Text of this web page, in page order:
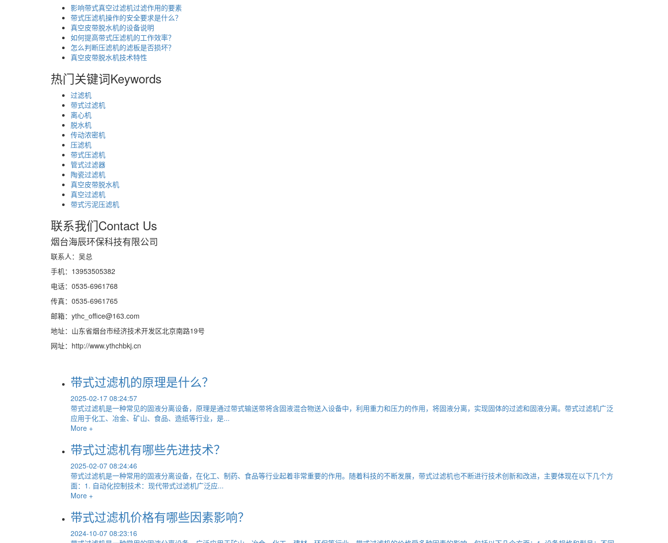
影响带式真空过滤机过滤作用的要素
带式压滤机操作的安全要求是什么？
真空皮带脱水机的设备说明
如何提高带式压滤机的工作效率？
怎么判断压滤机的滤板是否损坏？
真空皮带脱水机技术特性
热门关键词Keywords
过滤机
带式过滤机
离心机
脱水机
传动浓密机
压滤机
带式压滤机
管式过滤器
陶瓷过滤机
真空皮带脱水机
真空过滤机
带式污泥压滤机
联系我们Contact Us
烟台海辰环保科技有限公司
联系人：吴总
手机：13953505382
电话：0535-6961768
传真：0535-6961765
邮箱：ythc_office@163.com
地址：山东省烟台市经济技术开发区北京南路19号
网址：http://www.ythchbkj.cn
带式过滤机的原理是什么？
2025-02-17 08:24:57
带式过滤机是一种常见的固液分离设备，原理是通过带式输送带将含固液混合物送入设备中，利用重力和压力的作用，将固液分离，实现固体的过滤和固液分离。带式过滤机广泛
应用于化工、冶金、矿山、食品、造纸等行业，是...
More +
带式过滤机有哪些先进技术？
2025-02-07 08:24:46
带式过滤机是一种常用的固液分离设备，在化工、制药、食品等行业起着非常重要的作用。随着科技的不断发展，带式过滤机也不断进行技术创新和改进，主要体现在以下几个方
面：1. 自动化控制技术：现代带式过滤机广泛应...
More +
带式过滤机价格有哪些因素影响？
2024-10-07 08:23:16